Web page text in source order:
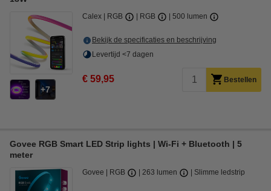
7
Calex RGB RGB 500 lumen
Bekijk de specificaties en beschrijving
Levertijd <7 dagen
€ 59,95 Bestellen
Govee RGB Smart LED Strip lights | Wi-Fi + Bluetooth | 5
meter
Govee RGB 263 lumen Slimme ledstrip